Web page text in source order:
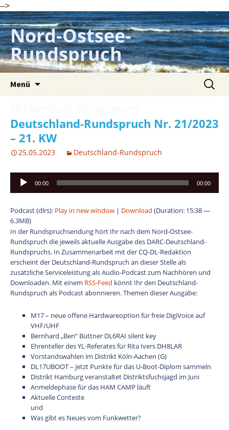
-->
Zum
Inhalt
springen
Nord-Ostsee-
Rundspruch
Das Amateurfunkmagazin für die DARC-
Distrikte Schleswig-Holstein, Hamburg und
Menü
Suchen
nach:
Deutschland-Rundspruch Nr. 21/2023
– 21. KW
25.05.2023 Deutschland-Rundspruch
Audio-
Player
00:00 00:00
Podcast (dlrs): Play in new window | Download (Duration: 15:38 —
6.3MB)
In der Rundspruchsendung hört Ihr nach dem Nord-Ostsee-
Rundspruch die jeweils aktuelle Ausgabe des DARC-Deutschland-
Rundspruchs. In Zusammenarbeit mit der CQ-DL-Redaktion
erscheint der Deutschland-Rundspruch an dieser Stelle als
zusätzliche Serviceleistung als Audio-Podcast zum Nachhören und
Downloaden. Mit einem RSS-Feed könnt Ihr den Deutschland-
Rundspruch als Podcast abonnieren. Themen dieser Ausgabe:
M17 – neue offene Hardwareoption für freie DigiVoice auf
VHF/UHF
Bernhard „Ben“ Büttner DL6RAI silent key
Ehrenteller des YL-Referates für Rita Ivers DH8LAR
Vorstandswahlen im Distrikt Köln-Aachen (G)
DL17UBOOT – jetzt Punkte für das U-Boot-Diplom sammeln
Distrikt Hamburg veranstaltet Distriktsfuchsjagd im Juni
Anmeldephase für das HAM CAMP läuft
Aktuelle Conteste
und
Was gibt es Neues vom Funkwetter?